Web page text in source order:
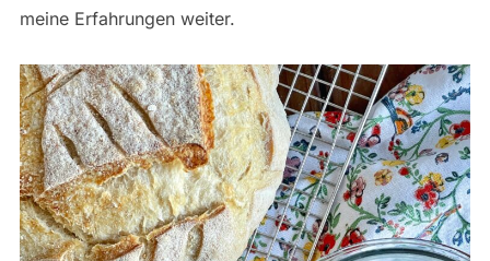
meine Erfahrungen weiter.